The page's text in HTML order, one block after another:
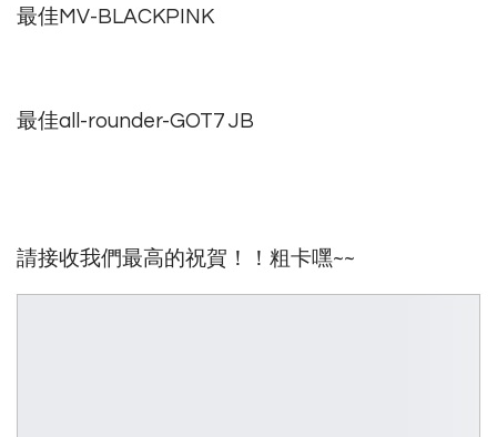
最佳MV-BLACKPINK
最佳all-rounder-GOT7 JB
請接收我們最高的祝賀！！粗卡嘿~~